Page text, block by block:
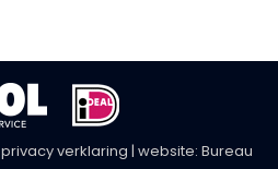
privacy verklaring | website: Bureau